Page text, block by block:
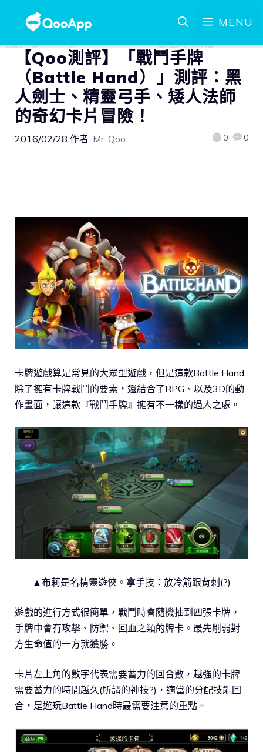
MENU
【Qoo測評】「戰鬥手牌
（Battle Hand）」測評：黑
人劍士、精靈弓手、矮人法師
的奇幻卡片冒險！
2016/02/28 作者: Mr. Qoo 0 0
卡牌遊戲算是常見的大眾型遊戲，但是這款Battle Hand
除了擁有卡牌戰鬥的要素，還結合了RPG、以及3D的動
作畫面，讓這款『戰鬥手牌』擁有不一樣的過人之處。
▲布莉是名精靈遊俠。拿手技：放冷箭跟背刺(?)
遊戲的進行方式很簡單，戰鬥時會隨機抽到四張卡牌，
手牌中會有攻擊、防禦、回血之類的牌卡。最先削弱對
方生命值的一方就獲勝。
卡片左上角的數字代表需要蓄力的回合數，越強的卡牌
需要蓄力的時間越久(所謂的神技?)，適當的分配技能回
合，是遊玩Battle Hand時最需要注意的重點。